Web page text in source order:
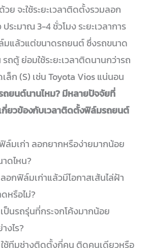
ย จะใช้ระยะเวลาติดตั้งรวมลอก
ระมาณ 3-4 ชั่วโมง ระยะเวลาการ
แล้วแต่ขนาดรถยนต์ ซึ่งรถขนาด
ถตู้ ย่อมใช้ระยะเวลาติดนานกว่ารถ
ล็ก (S) เช่น Toyota Vios แน่นอน
ยนต์นานไหม?มีหลายปัจจัยที่
ยวข้องกับเวลาติดตั้งฟิล์มรถยนต์
ล์มเก่า ลอกยากหรือง่ายมากน้อย
ดไหน?
อกฟิล์มเก่าแล้วมีโอกาสเส้นไล่ฝ้า
หรือไม่?
ป็นรถรุ่นที่กระจกโค้งมากน้อย
งไร?
ใช้ทีมช่างติดตั้งกี่คน ติดคนเดียวหรือ